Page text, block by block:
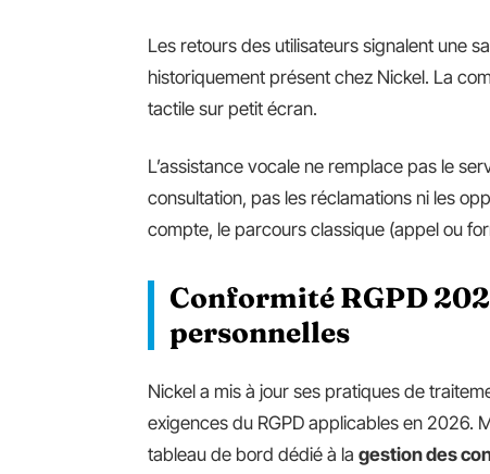
Les retours des utilisateurs signalent une
historiquement présent chez Nickel. La
tactile sur petit écran.
L’assistance vocale ne remplace pas le
consultation, pas les réclamations ni les
compte, le parcours classique (appel ou
Conformité RGPD
personnelles
Nickel a mis à jour ses pratiques de
exigences du RGPD applicables en 2026.
tableau de bord dédié à la gestion des